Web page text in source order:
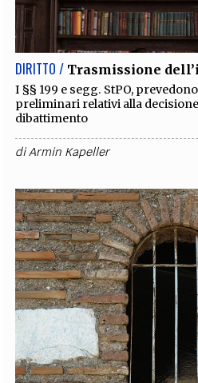
CODICI RUBRICHE LIBRI
SOCIAL
DIRITTO / Trasmissione
I §§ 199 e segg. StPO,
preliminari relativi alla
dibattimento
diArmin Kapeller